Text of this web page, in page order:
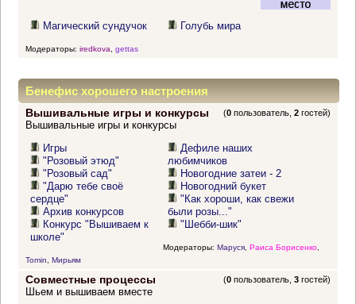
Магический сундучок Голубь мира
Модераторы: iredkova gettas
Бенефис хорошего настроения
Вышивальные игры и конкурсы (0 пользователь,2 гостей)
Вышивальные игры и конкурсы
Игры
"Розовый этюд"
"Розовый сад"
"Дарю тебе своё
сердце"
Архив конкурсов
Конкурс "Вышиваем к
школе"
Дефиле наших
любимчиков
Новогодние затеи - 2
Новогодний букет
"Как хороши, как свежи
были розы..."
"Шебби-шик"
Модераторы: Маруся, Раиса Борисенко,
Tomin
Мирьям
Совместные процессы (0 пользователь,3 гостей)
Шьем и вышиваем вместе